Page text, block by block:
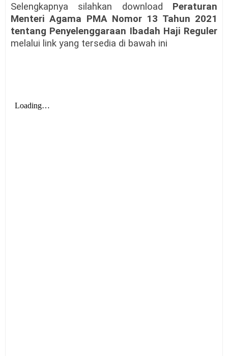
Selengkapnya silahkan download Peraturan
Menteri Agama PMA Nomor 13 Tahun 2021
tentang Penyelenggaraan Ibadah Haji Reguler
melalui link yang tersedia di bawah ini